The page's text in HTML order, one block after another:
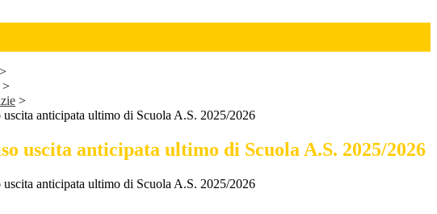
>
>
>
anticipata ultimo di Scuola A.S. 2025/2026
uscita anticipata ultimo di Scuola A.S. 2025/2026
anticipata ultimo di Scuola A.S. 2025/2026